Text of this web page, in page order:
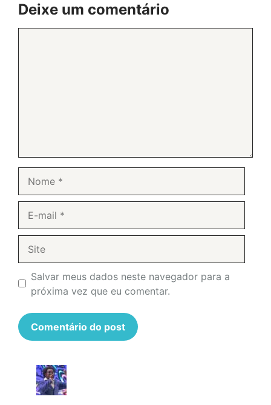
Deixe um comentário
mail
Salvar meus dados neste navegador para a
próxima vez que eu comentar.